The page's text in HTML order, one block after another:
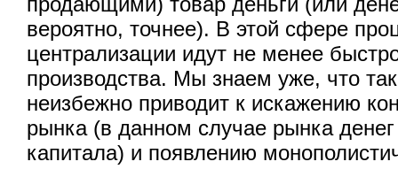
вероятно, точнее). В этой сфере
централизации идут не менее
производства. Мы знаем уже, что
неизбежно приводит к искажению
рынка (в данном случае рынка
капитала) и появлению